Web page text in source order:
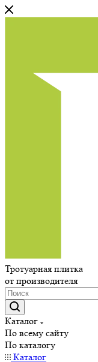
Тротуарная плитка
от производителя
Каталог
По всему сайту
По каталогу
Каталог